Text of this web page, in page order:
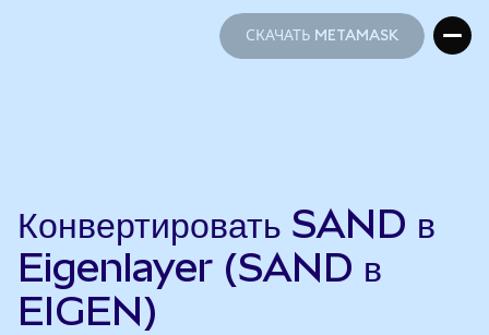
СКАЧАТЬ METAMASK
Конвертировать SAND в
Eigenlayer (SAND в
EIGEN)